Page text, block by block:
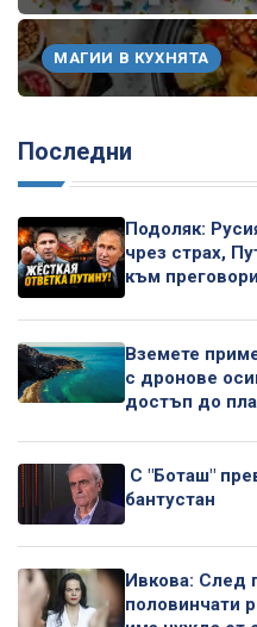
МАГИИ В КУХНЯТА
Последни
Подоляк:
чрез страх,
към
Вземете
с дронове
достъп до
С "Боташ"
бантустан
Ивкова: След
половинчати